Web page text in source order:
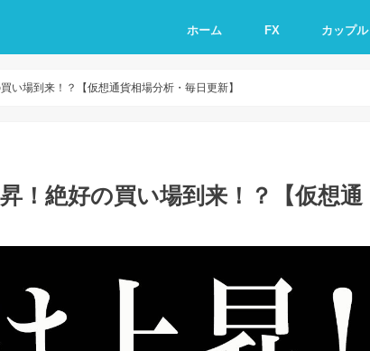
ホーム FX カップル
い場到来！？【仮想通貨相場分析・毎日更新】
！絶好の買い場到来！？【仮想通